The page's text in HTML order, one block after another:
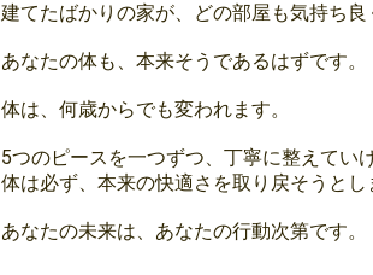
建てたばかりの家が、どの部屋も気持ち
あなたの体も、本来そうであるはずです。
体は、何歳からでも変われます。
5つのピースを一つずつ、丁寧に整えてい
体は必ず、本来の快適さを取り戻そうとし
あなたの未来は、あなたの行動次第です。